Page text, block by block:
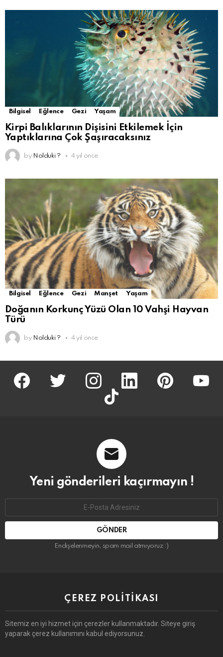
Bilgisel Eğlence Gezi Yaşam
Kirpi Balıklarının Dişisini Etkilemek İçin
Yaptıklarına Çok Şaşıracaksınız
by Nolduki ? 4 yıl önce
Bilgisel Eğlence Gezi Manşet Yaşam
Doğanın Korkunç Yüzü Olan 10 Vahşi Hayvan
Türü
by Nolduki ? 4 yıl önce
facebook twitter İnstagram linkedin pinterest
tiktok
Yeni gönderileri kaçırmayın !
Endişelenmeyin, spam mail atmıyoruz :)
ÇEREZ POLITIKASI
Sitemiz en iyi hizmet için çerezler kullanmaktadır. Siteye giriş
yaparak çerez kullanımını kabul ediyorsunuz.